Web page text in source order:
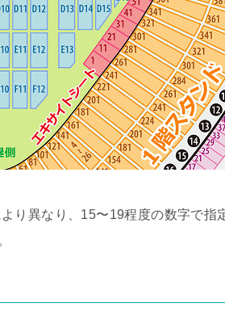
り異なり、15〜19程度の数字で指